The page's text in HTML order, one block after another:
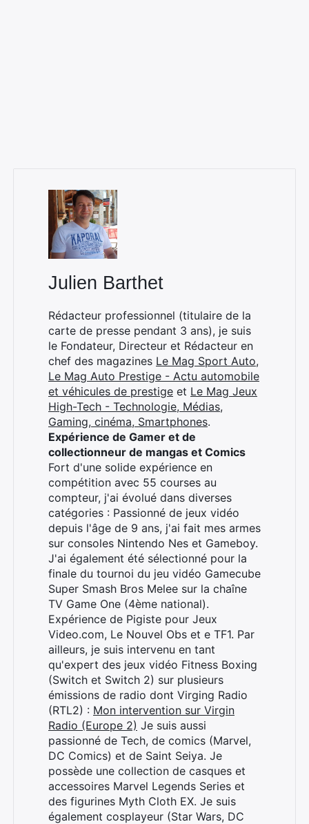
Julien Barthet
Rédacteur professionnel (titulaire de la
carte de presse pendant 3 ans), je suis
le Fondateur, Directeur et Rédacteur en
chef des magazines Le Mag Sport Auto,
Le Mag Auto Prestige - Actu automobile
et véhicules de prestige et Le Mag Jeux
High-Tech - Technologie, Médias,
Gaming, cinéma, Smartphones.
Expérience de Gamer et de
collectionneur de mangas et Comics
Fort d'une solide expérience en
compétition avec 55 courses au
compteur, j'ai évolué dans diverses
catégories : Passionné de jeux vidéo
depuis l'âge de 9 ans, j'ai fait mes armes
sur consoles Nintendo Nes et Gameboy.
J'ai également été sélectionné pour la
finale du tournoi du jeu vidéo Gamecube
Super Smash Bros Melee sur la chaîne
TV Game One (4ème national).
Expérience de Pigiste pour Jeux
Video.com, Le Nouvel Obs et e TF1. Par
ailleurs, je suis intervenu en tant
qu'expert des jeux vidéo Fitness Boxing
(Switch et Switch 2) sur plusieurs
émissions de radio dont Virging Radio
(RTL2) : Mon intervention sur Virgin
Radio (Europe 2) Je suis aussi
passionné de Tech, de comics (Marvel,
DC Comics) et de Saint Seiya. Je
possède une collection de casques et
accessoires Marvel Legends Series et
des figurines Myth Cloth EX. Je suis
également cosplayeur (Star Wars, DC
Rechercher